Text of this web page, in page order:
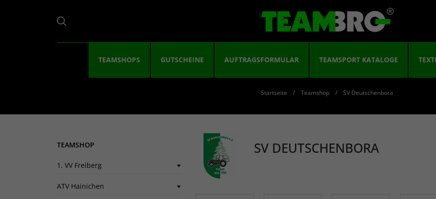
TEAMSHOPS GUTSCHEINE AUFTRAGSFORMULAR TEAMSPORT KATALOGE
Startseite Teamshop SV Deutschenbora
TEAMSHOP
1. VV Freiberg
ATV Hainichen
SV DEUTSCHENBORA